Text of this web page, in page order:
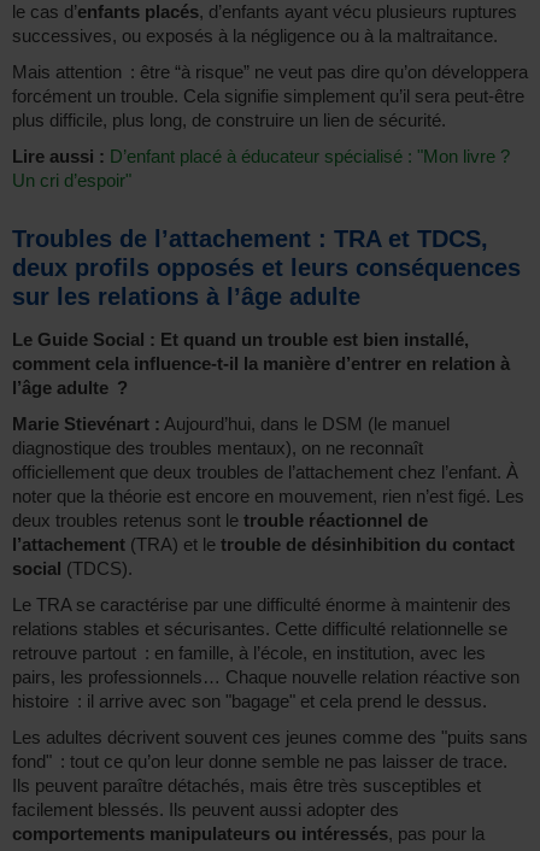
le cas d’enfants placés, d’enfants ayant vécu plusieurs ruptures
successives, ou exposés à la négligence ou à la maltraitance.
Mais attention : être “à risque” ne veut pas dire qu’on développera
forcément un trouble. Cela signifie simplement qu’il sera peut-être
plus difficile, plus long, de construire un lien de sécurité.
Lire aussi : D’enfant placé à éducateur spécialisé : "Mon livre ?
Un cri d’espoir"
Troubles de l’attachement : TRA et TDCS,
deux profils opposés et leurs conséquences
sur les relations à l’âge adulte
Le Guide Social : Et quand un trouble est bien installé,
comment cela influence-t-il la manière d’entrer en relation à
l’âge adulte ?
Marie Stievénart : Aujourd’hui, dans le DSM (le manuel
diagnostique des troubles mentaux), on ne reconnaît
officiellement que deux troubles de l’attachement chez l’enfant. À
noter que la théorie est encore en mouvement, rien n’est figé. Les
deux troubles retenus sont le trouble réactionnel de
l’attachement (TRA) et le trouble de désinhibition du contact
social (TDCS).
Le TRA se caractérise par une difficulté énorme à maintenir des
relations stables et sécurisantes. Cette difficulté relationnelle se
retrouve partout : en famille, à l’école, en institution, avec les
pairs, les professionnels… Chaque nouvelle relation réactive son
histoire : il arrive avec son "bagage" et cela prend le dessus.
Les adultes décrivent souvent ces jeunes comme des "puits sans
fond" : tout ce qu’on leur donne semble ne pas laisser de trace.
Ils peuvent paraître détachés, mais être très susceptibles et
facilement blessés. Ils peuvent aussi adopter des
comportements manipulateurs ou intéressés, pas pour la